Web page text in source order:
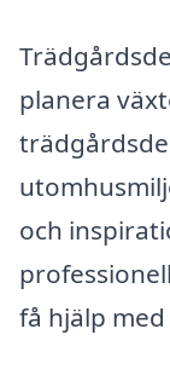
planera
och
få hjälp